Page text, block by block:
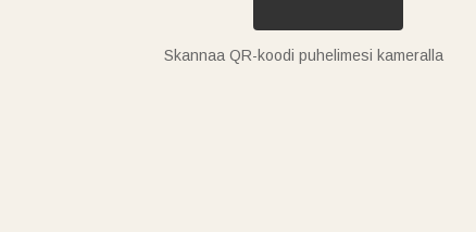
Skannaa QR-koodi puhelimesi kameralla